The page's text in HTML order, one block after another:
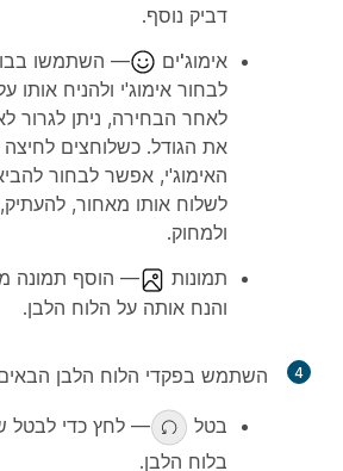
דביק נוסף.
אימוג'ים
— השתמשו
לבחור אימוג'י ולהניח אותו
לאחר הבחירה, ניתן לגרור
את הגודל. כשלוחצים לחיצה
האימוג'י, אפשר לבחור
לשלוח אותו מאחור,
ולמחוק.
תמונות
— הוסף תמונה
והנח אותה על הלוח הלבן.
4 השתמש בפקדי הלוח הלבן
בטל
— לחץ כדי לבטל
בלוח הלבן.